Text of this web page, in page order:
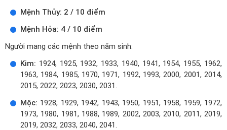
Mệnh Thủy: 2 / 10 điểm
Mệnh Hỏa: 4 / 10 điểm
Người mang các mệnh theo năm sinh:
Kim: 1924, 1925, 1932, 1933, 1940, 1941, 1954, 1955, 1962,
1963, 1984, 1985, 1970, 1971, 1992, 1993, 2000, 2001, 2014,
2015, 2022, 2023, 2030, 2031.
Mộc: 1928, 1929, 1942, 1943, 1950, 1951, 1958, 1959, 1972,
1973, 1980, 1981, 1988, 1989, 2002, 2003, 2010, 2011, 2019,
2019, 2032, 2033, 2040, 2041.